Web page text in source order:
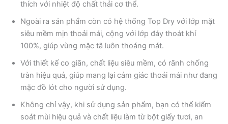
thích với nhiệt độ chất thải cơ thể.
Ngoài ra sản phẩm còn có hệ thống Top Dry với lớp mặt
siêu mềm mịn thoải mái, cộng với lớp đáy thoát khí
100%, giúp vùng mặc tã luôn thoáng mát.
Với thiết kế co giãn, chất liệu siêu mềm, có rãnh chống
tràn hiệu quả, giúp mang lại cảm giác thoải mái như đang
mặc đồ lót cho người sử dụng.
Không chỉ vậy, khi sử dụng sản phẩm, bạn có thể kiểm
soát mùi hiệu quả và chất liệu làm từ bột giấy tươi, an